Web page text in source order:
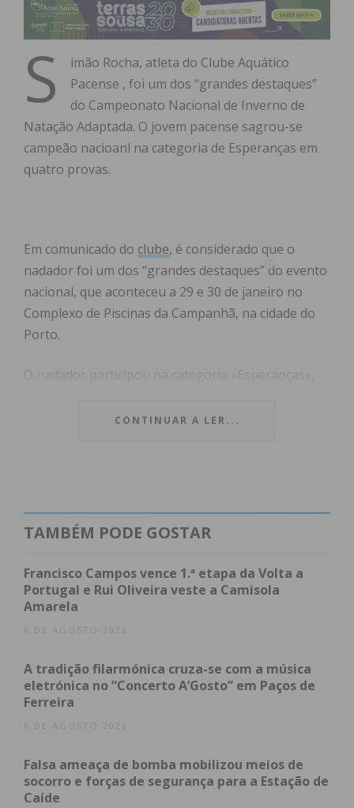
S
imão Rocha, atleta do Clube Aquático
Pacense , foi um dos “grandes destaques”
do Campeonato Nacional de Inverno de
Natação Adaptada. O jovem pacense sagrou-se
campeão nacioanl na categoria de Esperanças em
quatro provas.
Em comunicado do clube, é considerado que o
nadador foi um dos “grandes destaques” do evento
nacional, que aconteceu a 29 e 30 de janeiro no
Complexo de Piscinas da Campanhã, na cidade do
Porto.
O nadador participou na categoria «Esperanças»,
400 livres, 200 estilos, 100 e 200 costas.
do Campeonato Nacional de Verão de Natação
Adaptada, ficando também em segundo lugar em
50 e 100 costas e em terceiro na prova de 50 livres.
Imediato
Assine nossa newsletter por e-mail e
obtenha de forma regular a informação
CONTINUAR A LER...
TAMBÉM PODE GOSTAR
Francisco Campos vence 1.ª etapa da Volta a
Portugal e Rui Oliveira veste a Camisola
Amarela
6 DE AGOSTO 2026
A tradição filarmónica cruza-se com a música
eletrónica no “Concerto A’Gosto” em Paços de
Ferreira
6 DE AGOSTO 2026
Falsa ameaça de bomba mobilizou meios de
socorro e forças de segurança para a Estação de
Caíde